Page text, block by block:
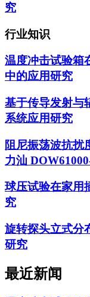
究
行业知识
温度冲击试验箱
中的应用研究
基于传导发射与
系统应用研究
阻尼振荡波抗
力汕
球压试验在家用
究
旋转探头立式分
研究
最近新闻